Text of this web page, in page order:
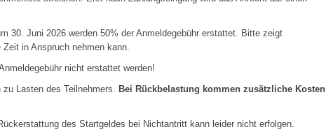
30. Juni 2026 werden 50% der Anmeldegebühr erstattet. Bitte zeigt
in Anspruch nehmen kann.
nicht erstattet werden!
Lasten des Teilnehmers. Bei Rückbelastung kommen zusätzliche Kosten
des Startgeldes bei Nichtantritt kann leider nicht erfolgen.